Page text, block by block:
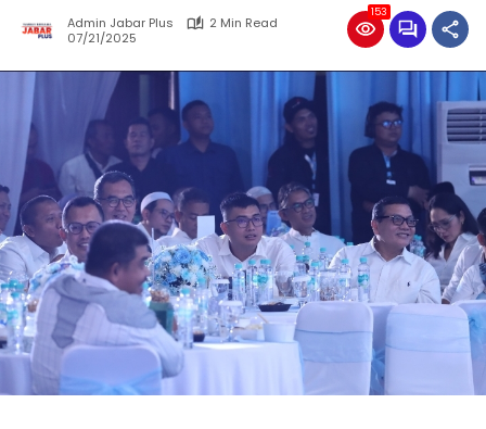
Admin Jabar Plus
2 Min Read
07/21/2025
153